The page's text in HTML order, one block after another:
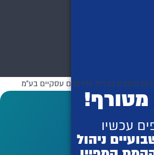
לחברת קרויזר שירותים עסקיים בע"מ
עכשיו
ניהול